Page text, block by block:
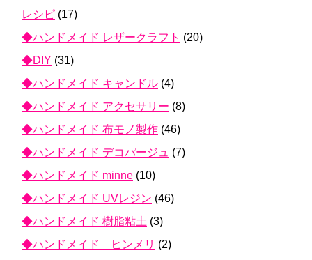
レシピ (17)
◆ハンドメイド レザークラフト (20)
◆DIY (31)
◆ハンドメイド キャンドル (4)
◆ハンドメイド アクセサリー (8)
◆ハンドメイド 布モノ製作 (46)
◆ハンドメイド デコパージュ (7)
◆ハンドメイド minne (10)
◆ハンドメイド UVレジン (46)
◆ハンドメイド 樹脂粘土 (3)
◆ハンドメイド ヒンメリ (2)